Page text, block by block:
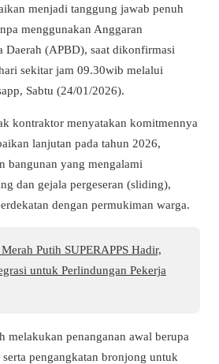
menjadi tanggung jawab penuh
menggunakan Anggaran
Daerah (APBD), saat dikonfirmasi
sekitar jam 09.30wib melalui
Sabtu (24/01/2026).
kontraktor menyatakan komitmennya
lanjutan pada tahun 2026,
bangunan yang mengalami
dan gejala pergeseran (sliding),
dengan permukiman warga.
Putih SUPERAPPS Hadir,
untuk Perlindungan Pekerja
melakukan penanganan awal berupa
pengangkatan bronjong untuk